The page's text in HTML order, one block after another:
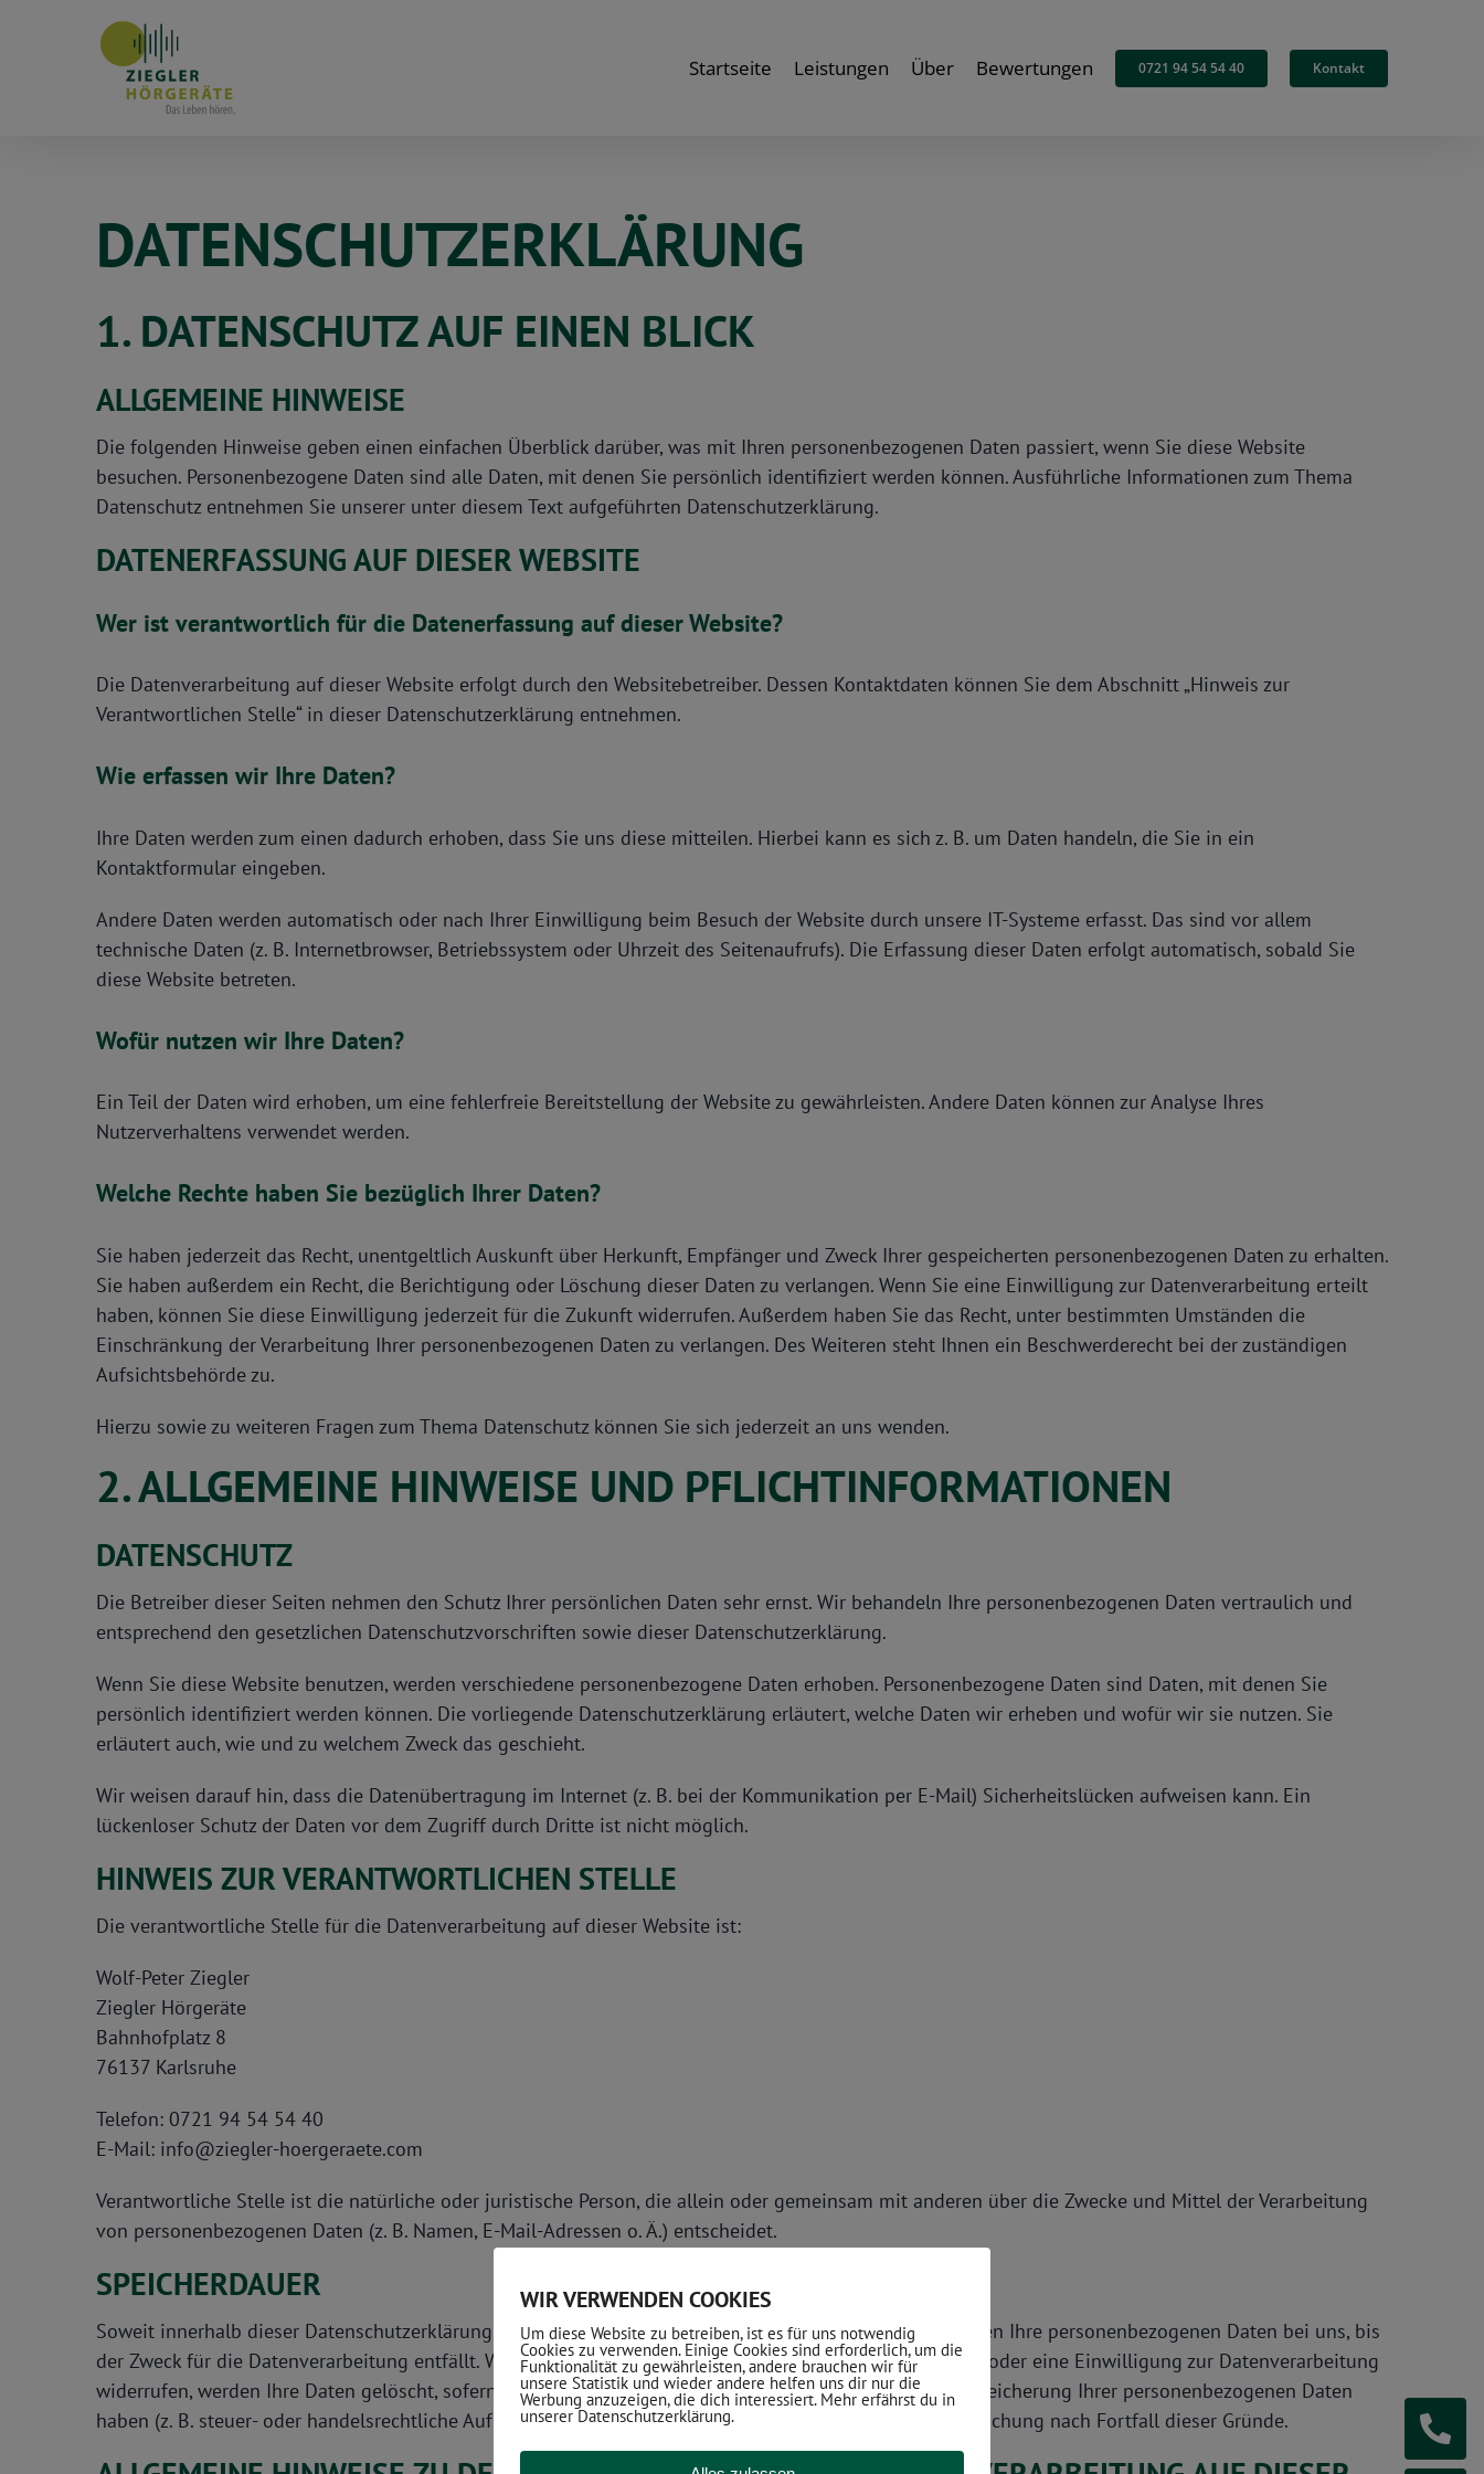
Startseite Leistungen Über Bewertungen 0721 94 54 54 40 Kontakt
DATENSCHUTZ­ERKLÄRUNG
1. DATENSCHUTZ AUF EINEN BLICK
ALLGEMEINE HINWEISE
Die folgenden Hinweise geben einen einfachen Überblick darüber, was mit Ihren personenbezogenen Daten passiert, wenn Sie diese Website
besuchen. Personenbezogene Daten sind alle Daten, mit denen Sie persönlich identifiziert werden können. Ausführliche Informationen zum Thema
Datenschutz entnehmen Sie unserer unter diesem Text aufgeführten Datenschutzerklärung.
DATENERFASSUNG AUF DIESER WEBSITE
Wer ist verantwortlich für die Datenerfassung auf dieser Website?
Die Datenverarbeitung auf dieser Website erfolgt durch den Websitebetreiber. Dessen Kontaktdaten können Sie dem Abschnitt „Hinweis zur
Verantwortlichen Stelle“ in dieser Datenschutzerklärung entnehmen.
Wie erfassen wir Ihre Daten?
Ihre Daten werden zum einen dadurch erhoben, dass Sie uns diese mitteilen. Hierbei kann es sich z. B. um Daten handeln, die Sie in ein
Kontaktformular eingeben.
Andere Daten werden automatisch oder nach Ihrer Einwilligung beim Besuch der Website durch unsere IT-Systeme erfasst. Das sind vor allem
technische Daten (z. B. Internetbrowser, Betriebssystem oder Uhrzeit des Seitenaufrufs). Die Erfassung dieser Daten erfolgt automatisch, sobald Sie
diese Website betreten.
Wofür nutzen wir Ihre Daten?
Ein Teil der Daten wird erhoben, um eine fehlerfreie Bereitstellung der Website zu gewährleisten. Andere Daten können zur Analyse Ihres
Nutzerverhaltens verwendet werden.
Welche Rechte haben Sie bezüglich Ihrer Daten?
Sie haben jederzeit das Recht, unentgeltlich Auskunft über Herkunft, Empfänger und Zweck Ihrer gespeicherten personenbezogenen Daten zu erhalten.
Sie haben außerdem ein Recht, die Berichtigung oder Löschung dieser Daten zu verlangen. Wenn Sie eine Einwilligung zur Datenverarbeitung erteilt
haben, können Sie diese Einwilligung jederzeit für die Zukunft widerrufen. Außerdem haben Sie das Recht, unter bestimmten Umständen die
Einschränkung der Verarbeitung Ihrer personenbezogenen Daten zu verlangen. Des Weiteren steht Ihnen ein Beschwerderecht bei der zuständigen
Aufsichtsbehörde zu.
Hierzu sowie zu weiteren Fragen zum Thema Datenschutz können Sie sich jederzeit an uns wenden.
2. ALLGEMEINE HINWEISE UND PFLICHT­INFORMATIONEN
DATENSCHUTZ
Die Betreiber dieser Seiten nehmen den Schutz Ihrer persönlichen Daten sehr ernst. Wir behandeln Ihre personenbezogenen Daten vertraulich und
entsprechend den gesetzlichen Datenschutzvorschriften sowie dieser Datenschutzerklärung.
Wenn Sie diese Website benutzen, werden verschiedene personenbezogene Daten erhoben. Personenbezogene Daten sind Daten, mit denen Sie
persönlich identifiziert werden können. Die vorliegende Datenschutzerklärung erläutert, welche Daten wir erheben und wofür wir sie nutzen. Sie
erläutert auch, wie und zu welchem Zweck das geschieht.
Wir weisen darauf hin, dass die Datenübertragung im Internet (z. B. bei der Kommunikation per E-Mail) Sicherheitslücken aufweisen kann. Ein
lückenloser Schutz der Daten vor dem Zugriff durch Dritte ist nicht möglich.
HINWEIS ZUR VERANTWORTLICHEN STELLE
Die verantwortliche Stelle für die Datenverarbeitung auf dieser Website ist:
Wolf-Peter Ziegler
Ziegler Hörgeräte
Bahnhofplatz 8
76137 Karlsruhe
Telefon: 0721 94 54 54 40
E-Mail: info@ziegler-hoergeraete.com
Verantwortliche Stelle ist die natürliche oder juristische Person, die allein oder gemeinsam mit anderen über die Zwecke und Mittel der Verarbeitung
von personenbezogenen Daten (z. B. Namen, E-Mail-Adressen o. Ä.) entscheidet.
SPEICHERDAUER
Soweit innerhalb dieser Datenschutzerklärung keine speziellere Speicherdauer genannt wurde, verbleiben Ihre personenbezogenen Daten bei uns, bis
der Zweck für die Datenverarbeitung entfällt. Wenn Sie ein berechtigtes Löschersuchen geltend machen oder eine Einwilligung zur Datenverarbeitung
widerrufen, werden Ihre Daten gelöscht, sofern wir keine anderen rechtlich zulässigen Gründe für die Speicherung Ihrer personenbezogenen Daten
haben (z. B. steuer- oder handelsrechtliche Aufbewahrungsfristen); im letztgenannten Fall erfolgt die Löschung nach Fortfall dieser Gründe.
WIR VERWENDEN COOKIES
Um diese Website zu betreiben, ist es für uns notwendig
Cookies zu verwenden. Einige Cookies sind erforderlich, um die
Funktionalität zu gewährleisten, andere brauchen wir für
unsere Statistik und wieder andere helfen uns dir nur die
Werbung anzuzeigen, die dich interessiert. Mehr erfährst du in
unserer Datenschutzerklärung.